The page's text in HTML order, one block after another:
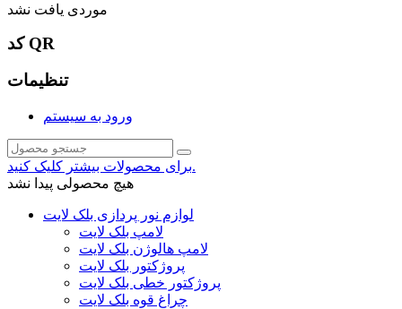
موردی یافت نشد
کد QR
تنظیمات
ورود به سیستم
برای محصولات بیشتر کلیک کنید.
هیچ محصولی پیدا نشد
لوازم نور پردازی بلک لایت
لامپ بلک لایت
لامپ هالوژن بلک لایت
پروژکتور بلک لایت
پروژکتور خطی بلک لایت
چراغ قوه بلک لایت